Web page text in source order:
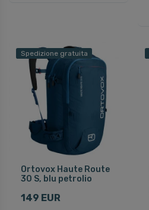
Spedizione gratuita
Ortovox Haute Route
30 S, blu petrolio
149 EUR